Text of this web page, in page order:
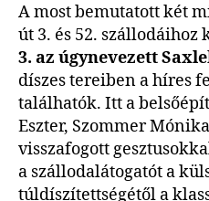
A most bemutatott két
út 3. és 52. szállodáihoz
3. az úgynevezett
díszes tereiben a híres
találhatók. Itt a
Eszter, Szommer
visszafogott
a szállodalátogatót a
túldíszítettségétől a